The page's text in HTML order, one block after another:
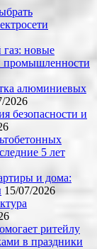
новые
промышленности
алюминиевых
2026
безопасности и
5 лет
и дома:
15/07/2026
ритейлу
в праздники